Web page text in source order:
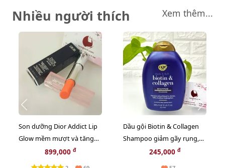
Nhiều người thích Xem thêm...
Son dưỡng Dior Addict Lip
Glow mềm mượt và tăng
sắc môi, #004 Coral - cam tự
nhiên (New)
899,000 đ
Dầu gội Biotin & Collagen
Shampoo giảm gãy rụng,
mềm mượt, bồng bềnh -
245,000 đ